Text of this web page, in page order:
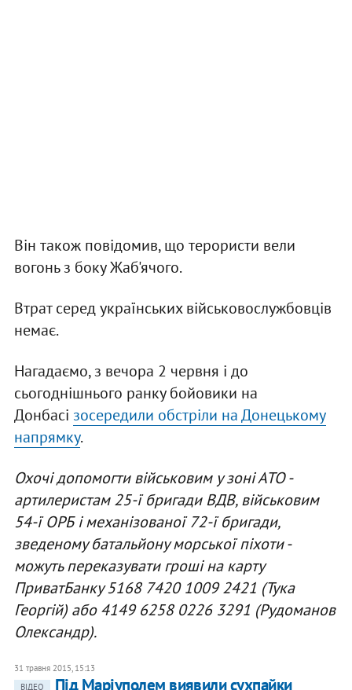
Він також повідомив, що терористи вели
вогонь з боку Жаб'ячого.
Втрат серед українських військовослужбовців
немає.
Нагадаємо, з вечора 2 червня і до
сьогоднішнього ранку бойовики на
Донбасі зосередили обстріли на Донецькому
напрямку.
Охочі допомогти військовим у зоні АТО -
артилеристам 25-ї бригади ВДВ, військовим
54-ї ОРБ і механізованої 72-ї бригади,
зведеному батальйону морської піхоти -
можуть переказувати гроші на карту
ПриватБанку 5168 7420 1009 2421 (Тука
Георгій) або 4149 6258 0226 3291 (Рудоманов
Олександр).
31 травня 2015, 15:13
ВІДЕО
Під Маріуполем виявили сухпайки